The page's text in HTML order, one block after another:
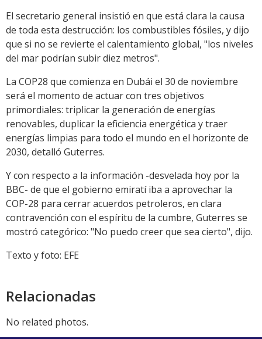
El secretario general insistió en que está clara la causa
de toda esta destrucción: los combustibles fósiles, y dijo
que si no se revierte el calentamiento global, "los niveles
del mar podrían subir diez metros".
La COP28 que comienza en Dubái el 30 de noviembre
será el momento de actuar con tres objetivos
primordiales: triplicar la generación de energías
renovables, duplicar la eficiencia energética y traer
energías limpias para todo el mundo en el horizonte de
2030, detalló Guterres.
Y con respecto a la información -desvelada hoy por la
BBC- de que el gobierno emiratí iba a aprovechar la
COP-28 para cerrar acuerdos petroleros, en clara
contravención con el espíritu de la cumbre, Guterres se
mostró categórico: "No puedo creer que sea cierto", dijo.
Texto y foto: EFE
Relacionadas
No related photos.